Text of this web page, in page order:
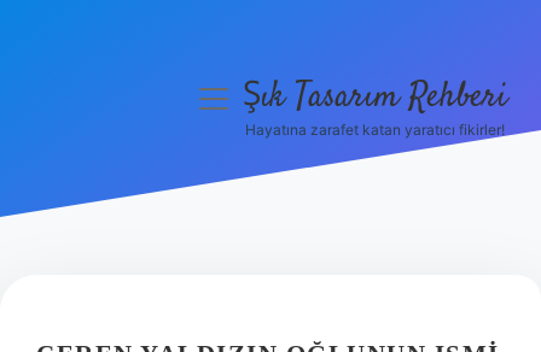
Hakkımızda
menüyüŞık Tasarım Rehberi
Hayatına zarafet katan yaratıcı fikirler!